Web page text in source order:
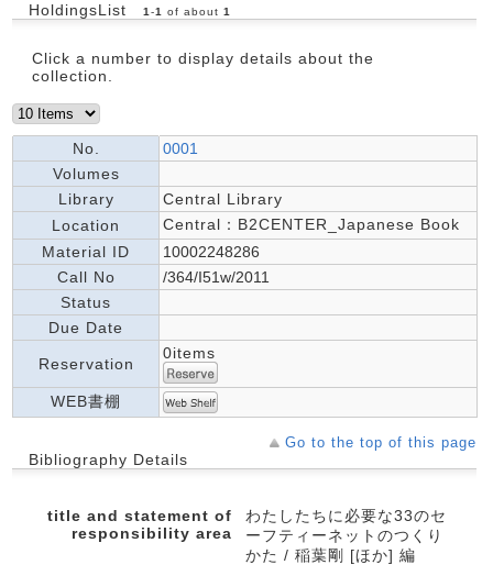
HoldingsList 1 -1 of about 1
Click a number to display details about the
collection.
No.
0001
Volumes
Library
Central Library
Location
Central：B2CENTER_Japanese Book
Material ID
10002248286
Call No
/364/I51w/2011
Status
Due Date
Reservation
0items
WEB書棚
Go to the top of this page
Bibliography Details
title and statement of
responsibility area
わたしたちに必要な33のセ
ーフティーネットのつくり
かた / 稲葉剛 [ほか] 編